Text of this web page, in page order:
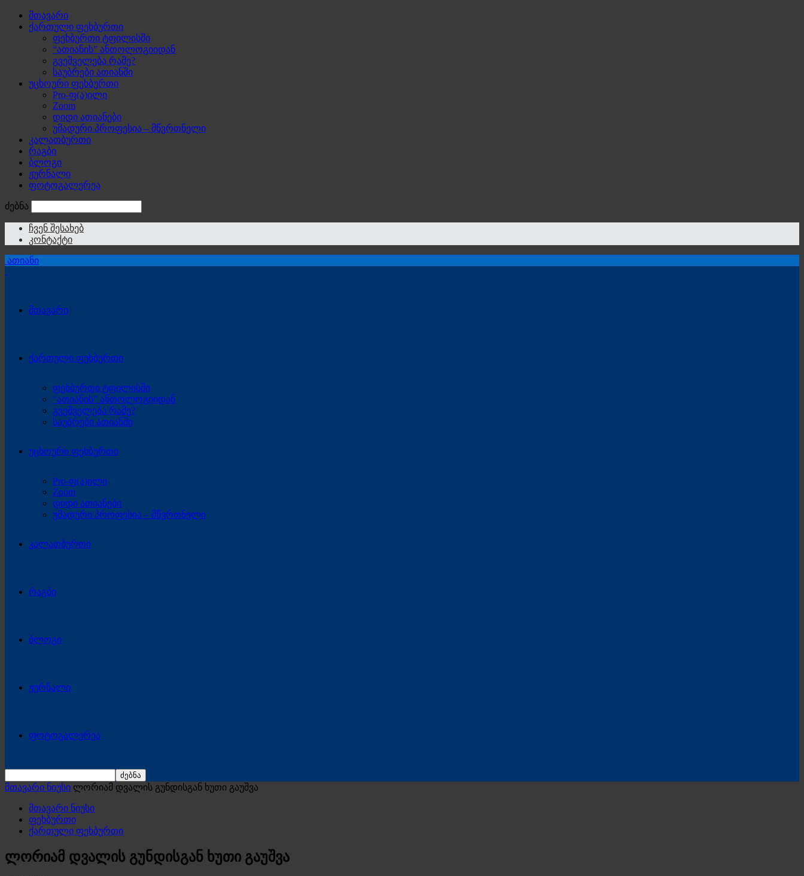
მთავარი
ქართული ფეხბურთი
ფეხბურთი ტფილისში
“ათიანის” ანთოლოგიიდან
გვეშველება რამე?
საუბრები ათიანში
უცხოური ფეხბურთი
Pro-ფ(ა)ილი
Zoom
დიდი ათიანები
უმადური პროფესია – მწვრთნელი
კალათბურთი
რაგბი
ბლოგი
ჟურნალი
ფოტოგალერეა
ძებნა
ჩვენ შესახებ
კონტაქტი
ათიანი
მთავარი
ქართული ფეხბურთი
ფეხბურთი ტფილისში
“ათიანის” ანთოლოგიიდან
გვეშველება რამე?
საუბრები ათიანში
უცხოური ფეხბურთი
Pro-ფ(ა)ილი
Zoom
დიდი ათიანები
უმადური პროფესია – მწვრთნელი
კალათბურთი
რაგბი
ბლოგი
ჟურნალი
ფოტოგალერეა
მთავარი ნიუსი ლორიამ დვალის გუნდისგან ხუთი გაუშვა
მთავარი ნიუსი
ფეხბურთი
ქართული ფეხბურთი
ლორიამ დვალის გუნდისგან ხუთი გაუშვა